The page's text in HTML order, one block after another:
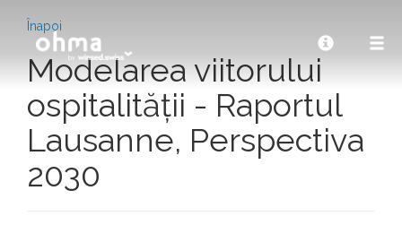
Înapoi
Modelarea viitorului
ospitalității - Raportul
Lausanne, Perspectiva
2030